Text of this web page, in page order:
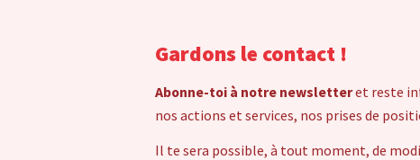
Gardons le contact !
Abonne-toi à notre newsletteret reste
nos actions et services, nos prises de
Il te sera possible, à tout moment, de